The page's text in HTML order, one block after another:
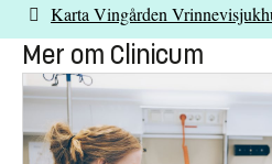
Karta Vingården
Mer om Clinicum